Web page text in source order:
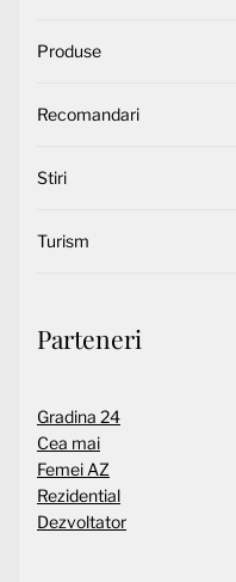
Produse
Recomandari
Stiri
Turism
Parteneri
Gradina 24
Cea mai
Femei AZ
Rezidential
Dezvoltator